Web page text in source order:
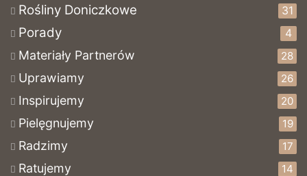
Rośliny Doniczkowe 31
Porady 4
Materiały Partnerów 28
Uprawiamy 26
Inspirujemy 20
Pielęgnujemy 19
Radzimy 17
Ratujemy 14